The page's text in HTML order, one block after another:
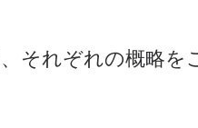
それぞれの概略を